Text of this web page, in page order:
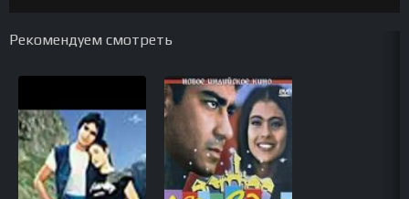
Рекомендуем смотреть